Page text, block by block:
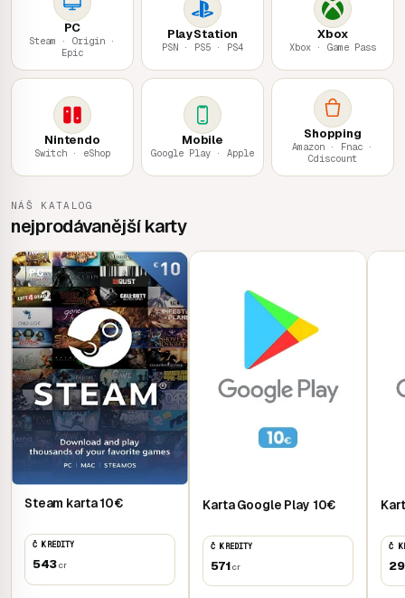
PC
Steam · Origin ·
Epic
PlayStation
PSN · PS5 · PS4
Xbox
Xbox · Game Pass
Nintendo
Switch · eShop
Mobile
Google Play · Apple
Shopping
Amazon · Fnac ·
Cdiscount
NÁŠ KATALOG
nejprodávanější karty
PC
Steam karta 10€
Č KREDITY
543cr
Karta Google Play 10€
Č KREDITY
571cr
Č